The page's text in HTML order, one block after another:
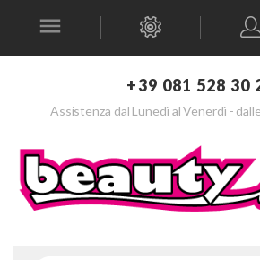
+39 081 528 30
Assistenza dal Lunedì al Venerdì -